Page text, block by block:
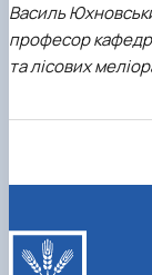
Василь
професор
та лісових